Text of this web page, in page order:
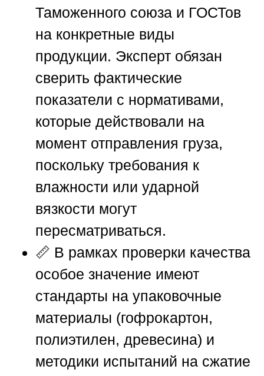
Таможенного союза и ГОСТов
на конкретные виды
продукции. Эксперт обязан
сверить фактические
показатели с нормативами,
которые действовали на
момент отправления груза,
поскольку требования к
влажности или ударной
вязкости могут
пересматриваться.
📏 В рамках проверки качества
особое значение имеют
стандарты на упаковочные
материалы (гофрокартон,
полиэтилен, древесина) и
методики испытаний на сжатие